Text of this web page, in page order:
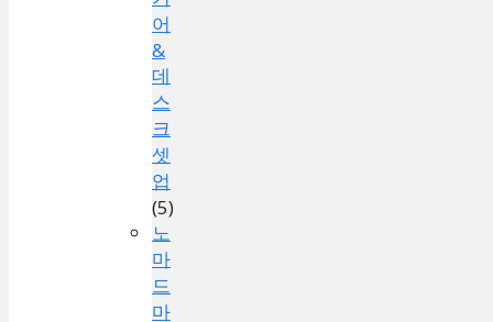
어
&
데
스
크
셋
업
(5)
노
마
드
마